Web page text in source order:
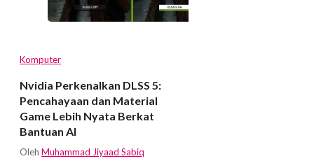
Komputer
Nvidia Perkenalkan DLSS 5:
Pencahayaan dan Material
Game Lebih Nyata Berkat
Bantuan AI
Oleh Muhammad Jiyaad Sabiq